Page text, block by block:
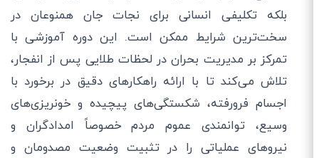
بلکه تکلیفی انسانی برای نجات جان همنوعان در
سخت‌ترین شرایط ممکن است. این دوره آموزشی با
تمرکز بر مدیریت بحران در لحظات طلایی پس از انفجار،
تلاش می‌کند تا با ارائه راهکارهای دقیق در برخورد با
اجسام فرورفته، شکستگی‌های پیچیده و خونریزی‌های
وسیع، توانمندی عموم مردم خصوصاً امدادگران و
نیروهای عملیاتی را در تثبیت وضعیت مصدومان و